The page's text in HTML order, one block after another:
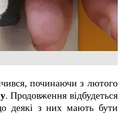
починаючи з лютого
. Продовження відбудеться
деякі з них мають бути